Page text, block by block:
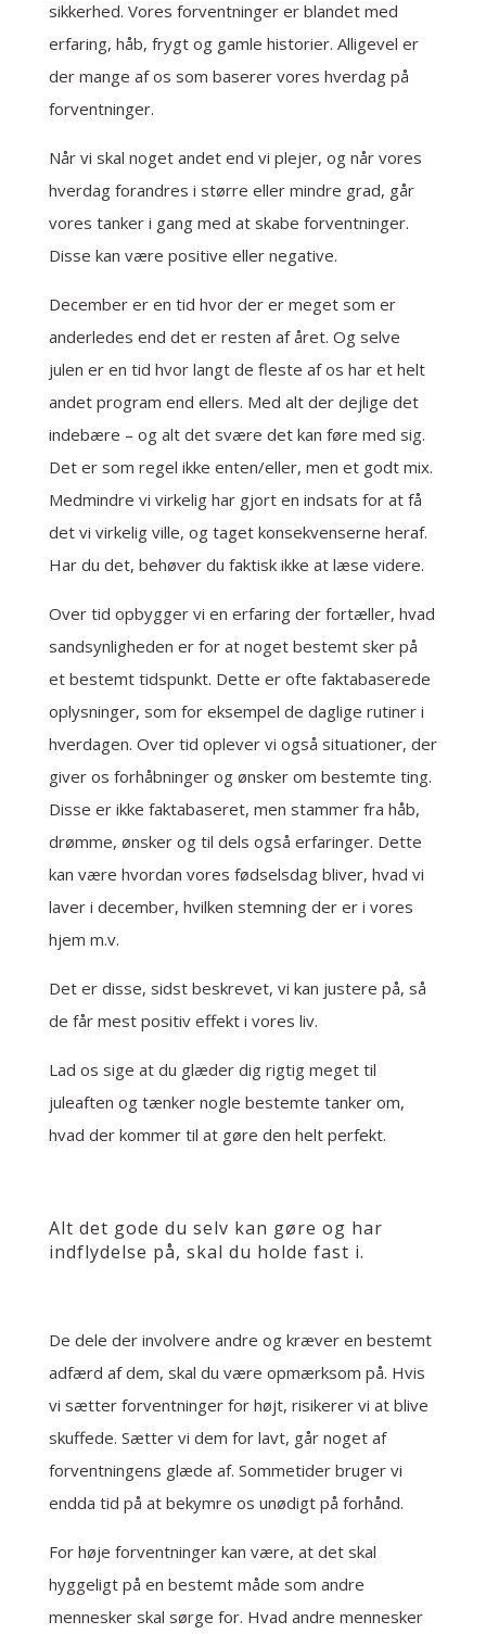
sikkerhed. Vores forventninger er blandet med
erfaring, håb, frygt og gamle historier. Alligevel er
der mange af os som baserer vores hverdag på
forventninger.
Når vi skal noget andet end vi plejer, og når vores
hverdag forandres i større eller mindre grad, går
vores tanker i gang med at skabe forventninger.
Disse kan være positive eller negative.
December er en tid hvor der er meget som er
anderledes end det er resten af året. Og selve
julen er en tid hvor langt de fleste af os har et helt
andet program end ellers. Med alt der dejlige det
indebære – og alt det svære det kan føre med sig.
Det er som regel ikke enten/eller, men et godt mix.
Medmindre vi virkelig har gjort en indsats for at få
det vi virkelig ville, og taget konsekvenserne heraf.
Har du det, behøver du faktisk ikke at læse videre.
Over tid opbygger vi en erfaring der fortæller, hvad
sandsynligheden er for at noget bestemt sker på
et bestemt tidspunkt. Dette er ofte faktabaserede
oplysninger, som for eksempel de daglige rutiner i
hverdagen. Over tid oplever vi også situationer, der
giver os forhåbninger og ønsker om bestemte ting.
Disse er ikke faktabaseret, men stammer fra håb,
drømme, ønsker og til dels også erfaringer. Dette
kan være hvordan vores fødselsdag bliver, hvad vi
laver i december, hvilken stemning der er i vores
hjem m.v.
Det er disse, sidst beskrevet, vi kan justere på, så
de får mest positiv effekt i vores liv.
Lad os sige at du glæder dig rigtig meget til
juleaften og tænker nogle bestemte tanker om,
hvad der kommer til at gøre den helt perfekt.
Alt det gode du selv kan gøre og har
indflydelse på, skal du holde fast i.
De dele der involvere andre og kræver en bestemt
adfærd af dem, skal du være opmærksom på. Hvis
vi sætter forventninger for højt, risikerer vi at blive
skuffede. Sætter vi dem for lavt, går noget af
forventningens glæde af. Sommetider bruger vi
endda tid på at bekymre os unødigt på forhånd.
For høje forventninger kan være, at det skal
hyggeligt på en bestemt måde som andre
mennesker skal sørge for. Hvad andre mennesker